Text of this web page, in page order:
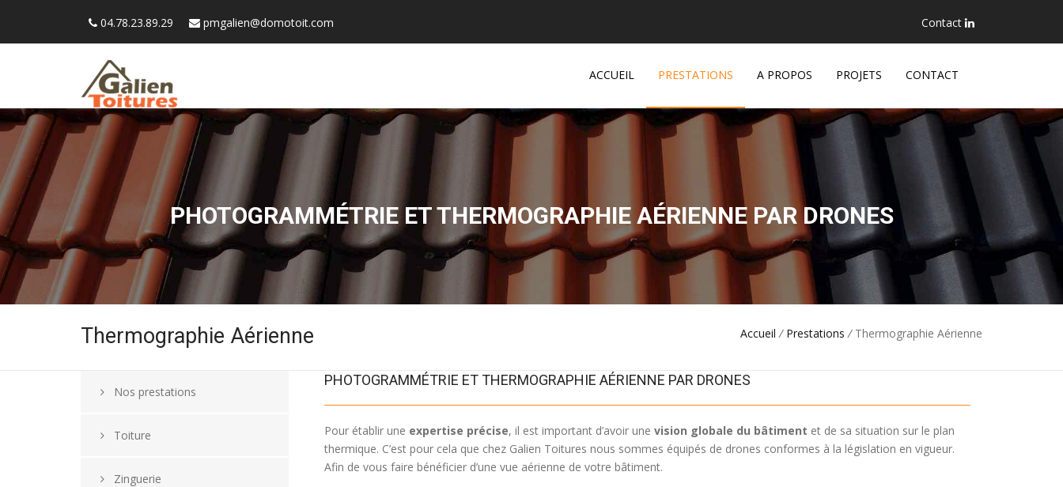
04.78.23.89.29 pmgalien@domotoit.com Contact
ACCUEIL PRESTATIONS A PROPOS PROJETS CONTACT
PHOTOGRAMMÉTRIE ET THERMOGRAPHIE AÉRIENNE PAR DRONES
Thermographie Aérienne Accueil / Prestations /Thermographie Aérienne
Nos prestations
Toiture
Zinguerie
PHOTOGRAMMÉTRIE ET THERMOGRAPHIE AÉRIENNE PAR DRONES
Pour établir une expertise précise, il est important d’avoir une vision globale du bâtiment et de sa situation sur le plan
thermique. C’est pour cela que chez Galien Toitures nous sommes équipés de drones conformes à la législation en vigueur.
Afin de vous faire bénéficier d’une vue aérienne de votre bâtiment.